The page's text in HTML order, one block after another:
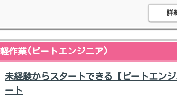
詳
軽作業(ビートエンジニア)
未経験からスタートできる【ビートエン
ート